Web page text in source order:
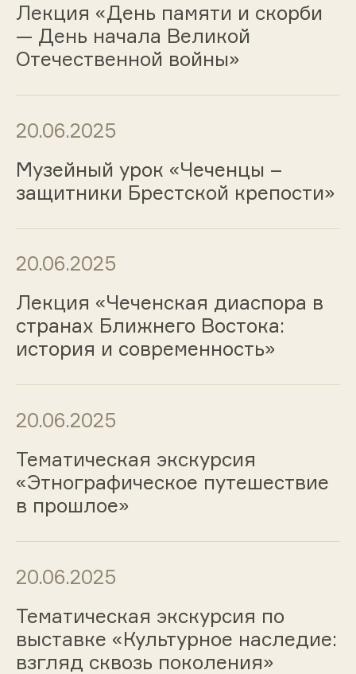
Лекция «День памяти и скорби
— День начала Великой
Отечественной войны»
20.06.2025
Музейный урок «Чеченцы –
защитники Брестской крепости»
20.06.2025
Лекция «Чеченская диаспора в
странах Ближнего Востока:
история и современность»
20.06.2025
Тематическая экскурсия
«Этнографическое путешествие
в прошлое»
20.06.2025
Тематическая экскурсия по
выставке «Культурное наследие:
взгляд сквозь поколения»